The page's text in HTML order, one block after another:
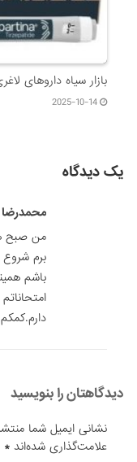
بازار سیاه داروهای
2025-10-14
یک دیدگاه
محمدرضا
من صبح
برم
باشم
دیدگاهتان را بنویسید
نشانی ایمیل شما
علامت‌گذاری شده‌اند*